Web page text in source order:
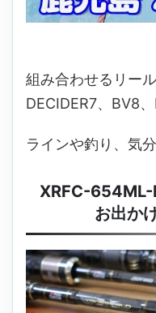
組み合わせるリー
DECIDER7、BV8
ラインや釣り、気
XRFC-
お出か